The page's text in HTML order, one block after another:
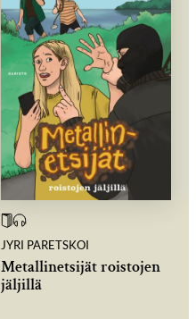
JYRI PARETSKOI
Metallinetsijät roistojen
jäljillä